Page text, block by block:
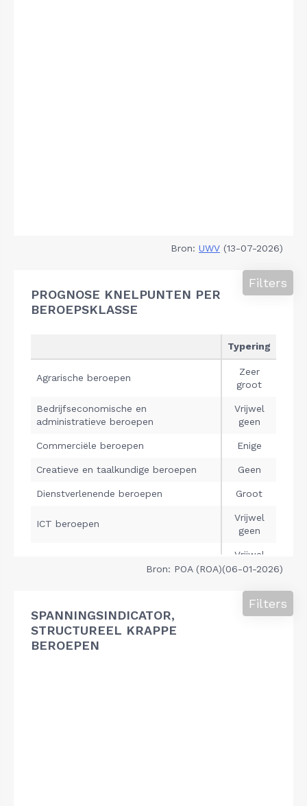
Bron: UWV (13-07-2026)
PROGNOSE KNELPUNTEN PER
BEROEPSKLASSE
Filters
Bron: POA (ROA)(06-01-2026)
SPANNINGSINDICATOR,
STRUCTUREEL KRAPPE
BEROEPEN
Filters